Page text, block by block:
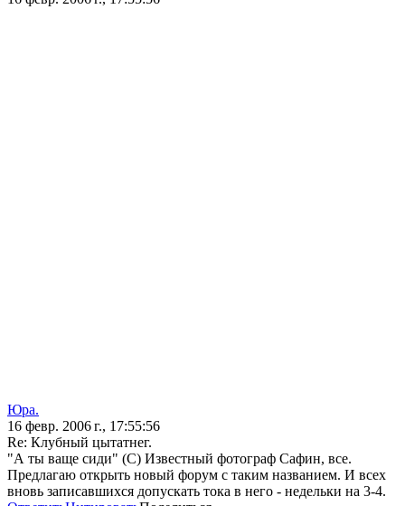
Юра.
16 февр. 2006 г., 17:55:56
Re: Клубный цытатнег.
"А ты ваще сиди" (С) Известный фотограф Сафин, все.
Предлагаю открыть новый форум с таким названием. И всех
вновь записавшихся допускать тока в него - недельки на 3-4.